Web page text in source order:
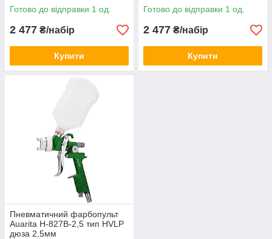
Готово до відправки 1 од.
2 477 ₴/набір
Купити
Готово до відправки 1 од.
2 477 ₴/набір
Купити
Пневматичний фарбопульт
Auarita H-827B-2,5 тип HVLP
дюза 2,5мм